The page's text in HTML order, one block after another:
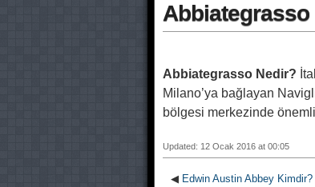
Abbiategrasso
Abbiategrasso Nedir?
Milano’ya bağlayan
bölgesi merkezinde
Updated: 12 Ocak 2016 at 00:05
◀ Edwin Austin Abbey Kimdir?